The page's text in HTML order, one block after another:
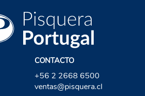
CONTACTO
+56 2 2668 6500
ventas@pisquera.cl